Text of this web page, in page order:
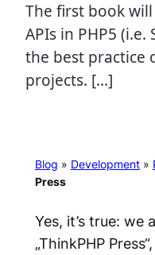
The first book
APIs in PHP5
the best practice
projects. […]
Blog » Development»
Press
Yes, it’s true: we
„ThinkPHP